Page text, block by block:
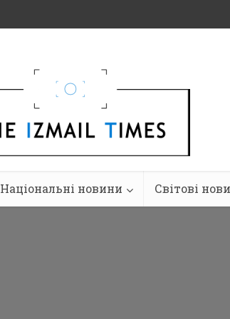
Національні новини Світові